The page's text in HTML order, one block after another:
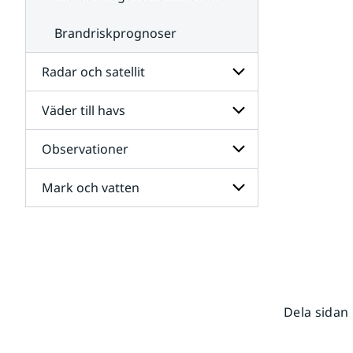
Brandriskprognoser
Radar och satellit
Undersidor
för
Radar
och
satellit
Väder till havs
Undersidor
för
Väder
till
havs
Observationer
Undersidor
för
Mark och vatten
Dela sidan